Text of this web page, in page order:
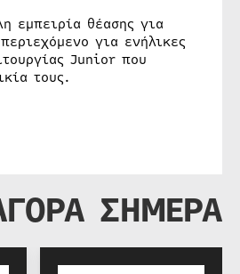
εμπειρία θέασης για
για ενήλικες
Junior που
τους.
ΣΗΜΕΡΑ